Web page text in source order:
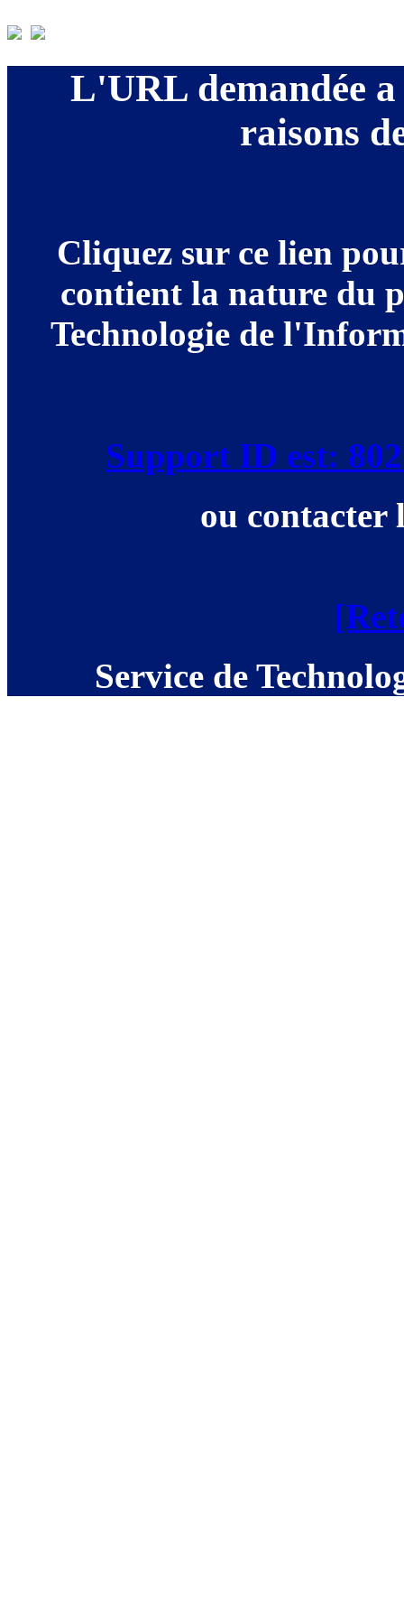
L'URL demandée a
raisons
Cliquez sur ce lien
contient la nature du
Technologie de
Support ID est:
ou contacter
Service de